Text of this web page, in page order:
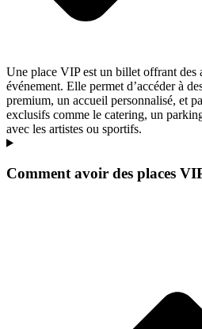
Une place VIP est un billet offrant des
événement. Elle permet d’accéder à
premium, un accueil personnalisé, et
exclusifs comme le catering, un
avec les artistes ou sportifs.
Comment avoir des places